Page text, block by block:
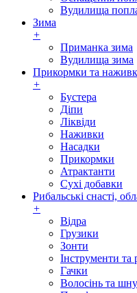
Вудилища
Зима
+
Приманка зима
Вудилища зима
Прикормки та
+
Бустера
Діпи
Ліквіди
Наживки
Насадки
Прикормки
Атрактанти
Сухі добавки
Рибальські снасті,
+
Відра
Грузики
Зонти
Інструменти та
Гачки
Волосінь та